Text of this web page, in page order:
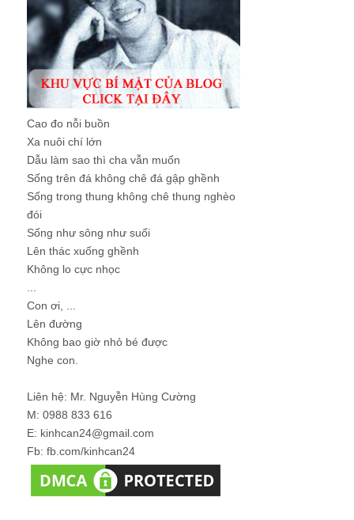
Cao đo nỗi buồn
Xa nuôi chí lớn
Dẫu làm sao thì cha vẫn muốn
Sống trên đá không chê đá gập ghềnh
Sống trong thung không chê thung nghèo
đói
Sống như sông như suối
Lên thác xuống ghềnh
Không lo cực nhọc
Con ơi, ...
Lên đường
Không bao giờ nhỏ bé được
Nghe con.
Liên hệ: Mr. Nguyễn Hùng Cường
M: 0988 833 616
E: kinhcan24@gmail.com
Fb: fb.com/kinhcan24